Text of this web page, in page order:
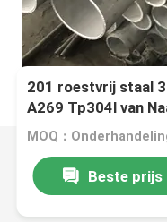
201 roestvrij staal
A269 Tp304l van
MOQ：
Beste prijs